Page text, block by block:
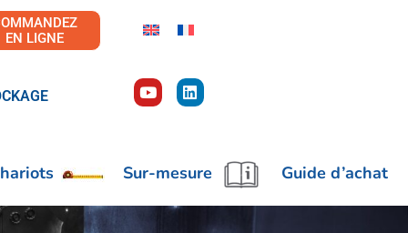
EN LIGNE
Sur-mesure Guide d’achat